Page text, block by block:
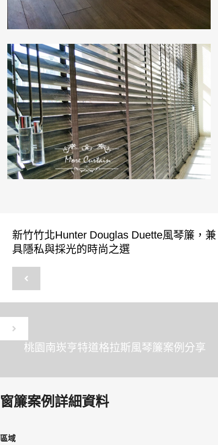
新竹竹北Hunter Douglas Duette風琴簾，兼
具隱私與採光的時尚之選
桃園南崁亨特道格拉斯風琴簾案例分享
窗簾案例詳細資料
區域